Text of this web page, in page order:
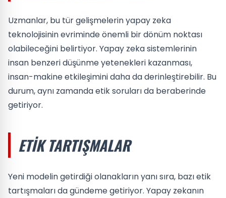
Uzmanlar, bu tür gelişmelerin yapay zeka
teknolojisinin evriminde önemli bir dönüm noktası
olabileceğini belirtiyor. Yapay zeka sistemlerinin
insan benzeri düşünme yetenekleri kazanması,
insan-makine etkileşimini daha da derinleştirebilir. Bu
durum, aynı zamanda etik soruları da beraberinde
getiriyor.
ETIK TARTIŞMALAR
Yeni modelin getirdiği olanakların yanı sıra, bazı etik
tartışmaları da gündeme getiriyor. Yapay zekanın